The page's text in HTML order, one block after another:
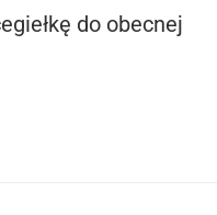
do obecnej